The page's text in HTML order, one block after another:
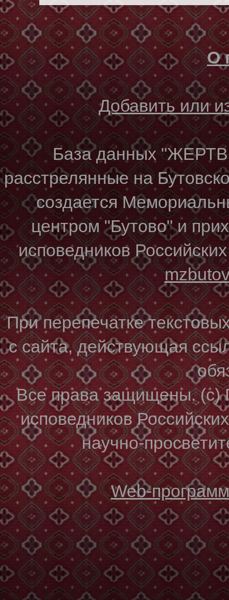
О
Добавить или
База данных
расстрелянные на
создается
центром "Бутово" и
исповедников
При перепечатке
с сайта, действующая
Все права защищены. (с)
исповедников
научно-
Web-